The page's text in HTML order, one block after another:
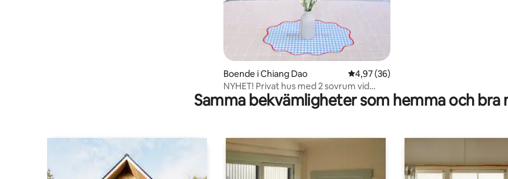
Boende i Chiang Dao 4,97 av 5 i genomsnittligt betyg, 36
4,97 (36)
NYHET! Privat hus med 2 sovrum vid
bäcken i Chiang Dao.
Samma bekvämligheter som hemma och bra